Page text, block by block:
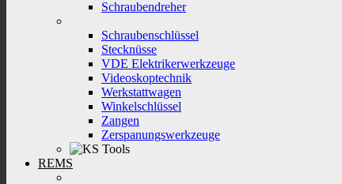
Schraubendreher
Schraubenschlüssel
Stecknüsse
VDE Elektrikerwerkzeuge
Videoskoptechnik
Werkstattwagen
Winkelschlüssel
Zangen
Zerspanungswerkzeuge
REMS